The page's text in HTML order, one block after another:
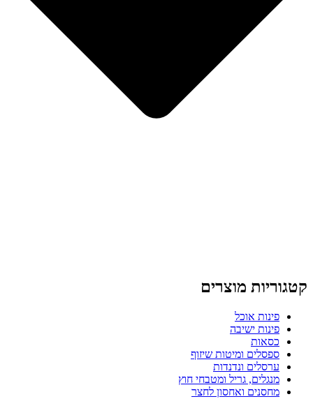
קטגוריות מוצרים
פינות אוכל
פינות ישיבה
כסאות
ספסלים ומיטות שיזוף
ערסלים ונדנדות
מנגלים, גריל ומטבחי חוץ
מחסנים ואחסון לחצר